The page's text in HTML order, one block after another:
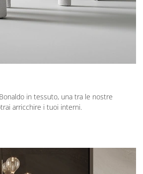
in tessuto, una tra le nostre
arricchire i tuoi interni.